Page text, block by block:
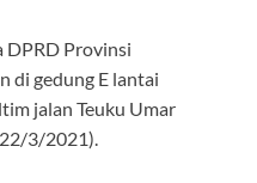
DPRD Provinsi
di gedung E lantai
jalan Teuku Umar
3/2021).